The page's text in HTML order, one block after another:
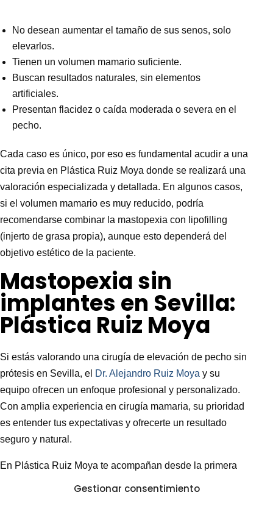
Gestionar consentimiento
No desean aumentar el tamaño de sus senos, solo
elevarlos.
Tienen un volumen mamario suficiente.
Buscan resultados naturales, sin elementos
artificiales.
Presentan flacidez o caída moderada o severa en el
pecho.
Cada caso es único, por eso es fundamental acudir a una
cita previa en Plástica Ruiz Moya donde se realizará una
valoración especializada y detallada. En algunos casos,
si el volumen mamario es muy reducido, podría
recomendarse combinar la mastopexia con lipofilling
(injerto de grasa propia), aunque esto dependerá del
objetivo estético de la paciente.
Mastopexia sin
implantes en Sevilla:
Plástica Ruiz Moya
Si estás valorando una cirugía de elevación de pecho sin
prótesis en Sevilla, el Dr. Alejandro Ruiz Moya y su
equipo ofrecen un enfoque profesional y personalizado.
Con amplia experiencia en cirugía mamaria, su prioridad
es entender tus expectativas y ofrecerte un resultado
seguro y natural.
En Plástica Ruiz Moya te acompañan desde la primera